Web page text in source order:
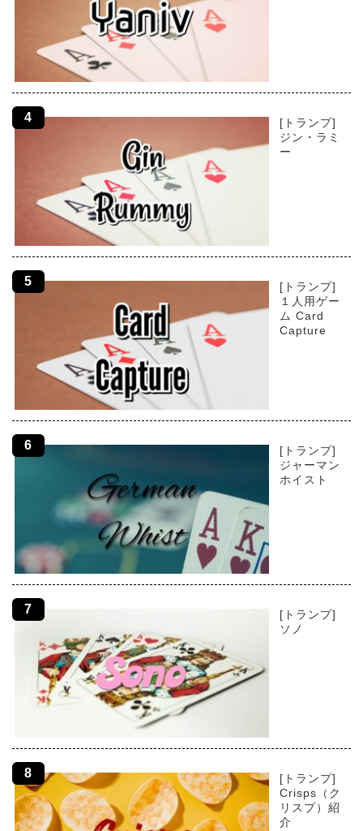
[トランプ]
ジン・ラミ
ー
[トランプ]
１人用ゲー
ム Card
Capture
[トランプ]
ジャーマン
ホイスト
[トランプ]
ソノ
[トランプ]
Crisps（ク
リスプ）紹
介